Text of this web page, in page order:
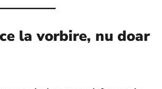
la vorbire, nu doar